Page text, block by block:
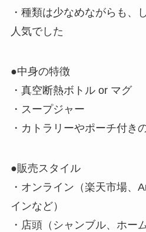
・種類は少なめながらも、
人気でした
●中身の特徴
・真空断熱ボトル or マグ
・スープジャー
・カトラリーやポーチ付き
●販売スタイル
・オンライン（楽天市場、
インなど）
・店頭（シャンブル、ホー